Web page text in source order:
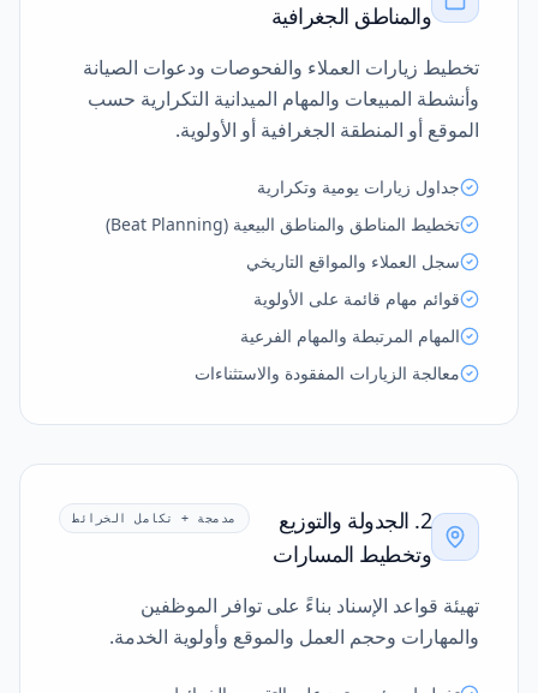
والمناطق الجغرافية
تخطيط زيارات العملاء والفحوصات ودعوات الصيانة
وأنشطة المبيعات والمهام الميدانية التكرارية حسب
الموقع أو المنطقة الجغرافية أو الأولوية.
جداول زيارات يومية وتكرارية
تخطيط المناطق والمناطق البيعية (Beat Planning)
سجل العملاء والمواقع التاريخي
قوائم مهام قائمة على الأولوية
المهام المرتبطة والمهام الفرعية
معالجة الزيارات المفقودة والاستثناءات
2. الجدولة والتوزيع
وتخطيط المسارات
مدمجة + تكامل الخرائط
تهيئة قواعد الإسناد بناءً على توافر الموظفين
والمهارات وحجم العمل والموقع وأولوية الخدمة.